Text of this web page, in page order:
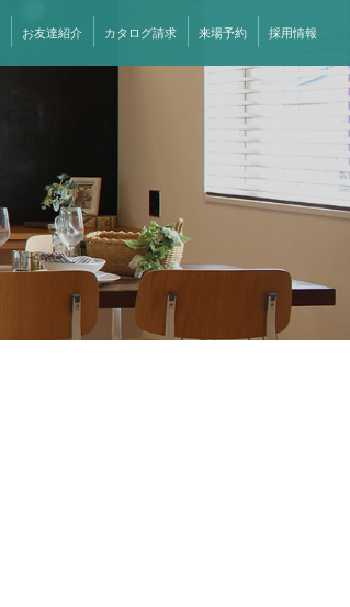
お友達紹介 カタログ請求 来場予約 採用情報